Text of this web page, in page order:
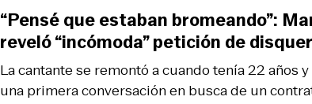
La cantante se remontó a cuando tenía 22 años
una primera conversación en busca de un
“Pensé que estaban bromeando”:
reveló “incómoda” petición de